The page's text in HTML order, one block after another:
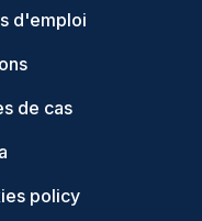
d'emploi
de cas
policy